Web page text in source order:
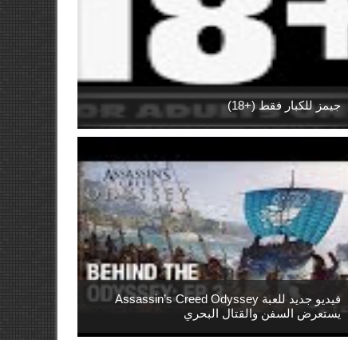
جيمز للكبار فقط (+18)
فيديو جديد للعبة Assassin’s Creed Odyssey
يستعرض السفن والقتال البحري